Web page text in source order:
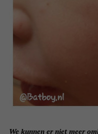
We kunnen er niet meer